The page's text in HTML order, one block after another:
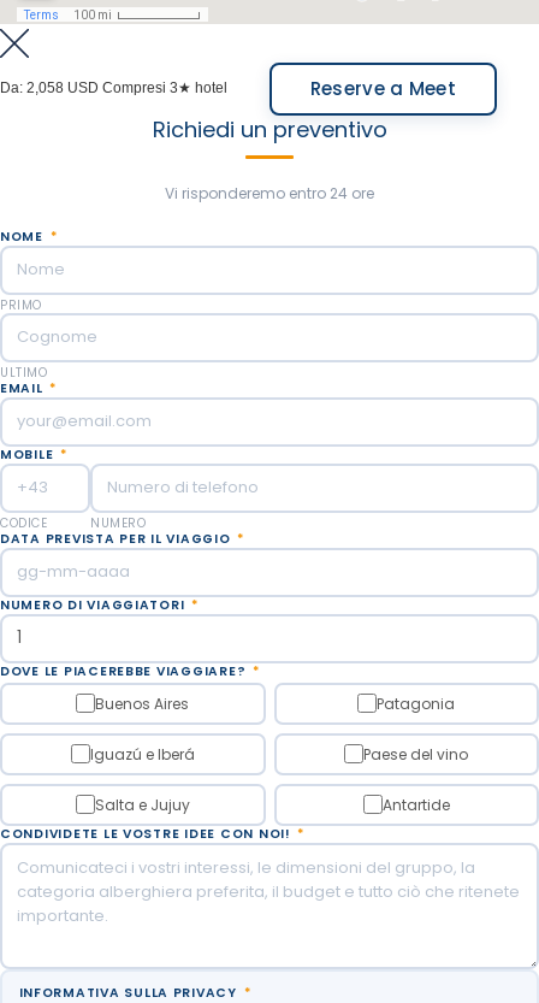
Da: 2,058 USD Compresi 3★ hotel Reserve a Meet
Richiedi un preventivo
Vi risponderemo entro 24 ore
NOME *
PRIMO
ULTIMO
EMAIL *
MOBILE *
CODICE
NUMERO
DATA PREVISTA PER IL VIAGGIO *
NUMERO DI VIAGGIATORI *
DOVE LE PIACEREBBE VIAGGIARE? *
Buenos Aires Patagonia
Iguazú e Iberá Paese del vino
Salta e Jujuy Antartide
CONDIVIDETE LE VOSTRE IDEE CON NOI! *
INFORMATIVA SULLA PRIVACY *